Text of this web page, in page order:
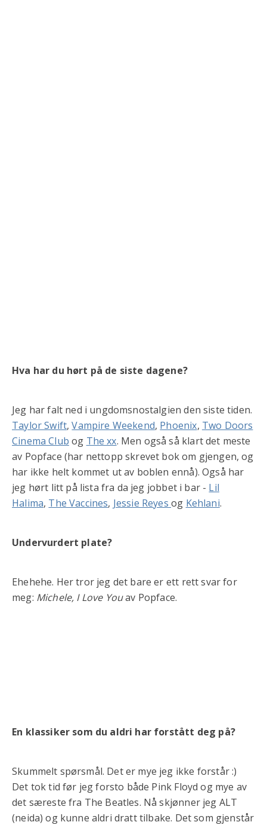
Hva har du hørt på de siste dagene?
Jeg har falt ned i ungdomsnostalgien den siste tiden.
Taylor Swift,Vampire Weekend, Phoenix, Two Doors
Cinema Club og The xx. Men også så klart det meste
av Popface (har nettopp skrevet bok om gjengen, og
har ikke helt kommet ut av boblen ennå). Også har
jeg hørt litt på lista fra da jeg jobbet i bar - Lil
Halima, The Vaccines, Jessie Reyesog Kehlani.
Undervurdert plate?
Ehehehe. Her tror jeg det bare er ett rett svar for
meg: Michele, I Love Youav Popface.
En klassiker som du aldri har forstått deg på?
Skummelt spørsmål. Det er mye jeg ikke forstår :)
Det tok tid før jeg forsto både Pink Floyd og mye av
det særeste fra The Beatles. Nå skjønner jeg ALT
(neida) og kunne aldri dratt tilbake. Det som gjenstår